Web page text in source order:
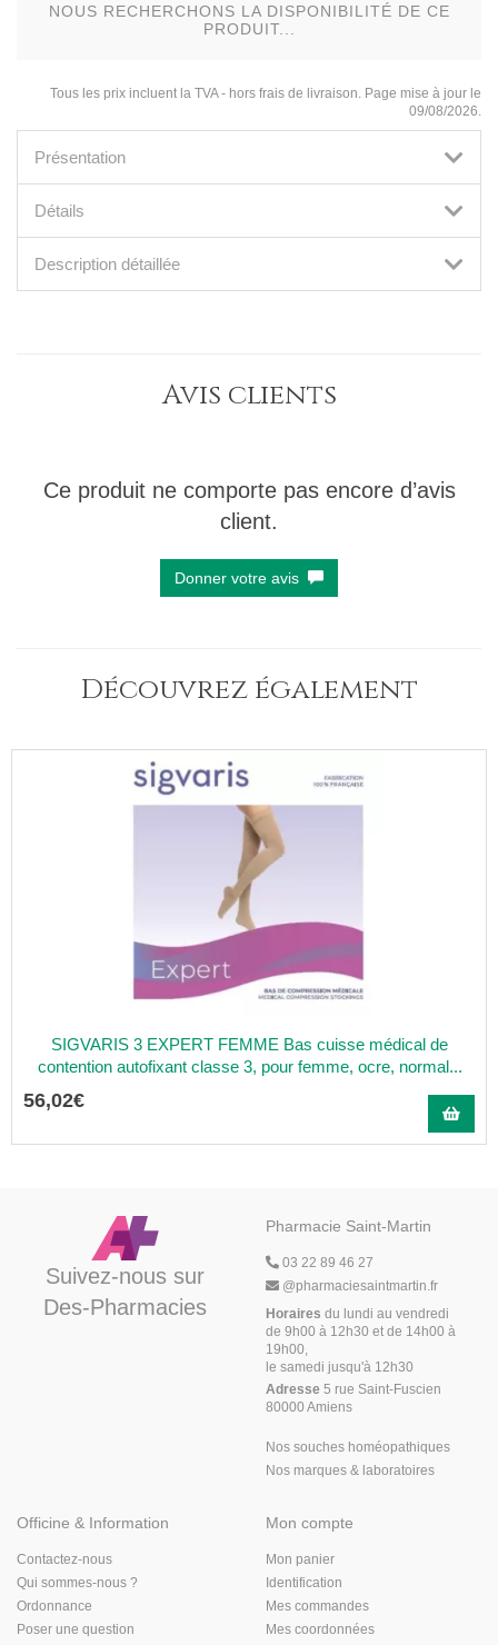
NOUS RECHERCHONS LA DISPONIBILITÉ DE CE
PRODUIT...
Tous les prix incluent la TVA - hors frais de livraison. Page mise à jour le
09/08/2026.
Présentation
Détails
Description détaillée
Avis clients
Ce produit ne comporte pas encore d’avis
client.
Donner votre avis
Découvrez également
SIGVARIS 3 EXPERT FEMME Bas cuisse médical de
contention autofixant classe 3, pour femme, ocre, normal...
56,02€
Suivez-nous sur
Des-Pharmacies
Pharmacie Saint-Martin
03 22 89 46 27
@pharmaciesaintmartin.fr
Horaires du lundi au vendredi
de 9h00 à 12h30 et de 14h00 à
19h00,
le samedi jusqu'à 12h30
Adresse 5 rue Saint-Fuscien
80000 Amiens
Nos souches homéopathiques
Nos marques & laboratoires
Officine & Information
Contactez-nous
Qui sommes-nous ?
Ordonnance
Poser une question
Mon compte
Mon panier
Identification
Mes commandes
Mes coordonnées